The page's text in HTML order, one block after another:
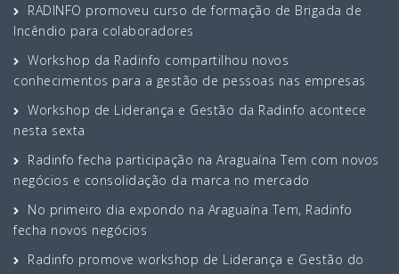
RADINFO promoveu curso de formação de Brigada de
Incêndio para colaboradores
Workshop da Radinfo compartilhou novos
conhecimentos para a gestão de pessoas nas empresas
Workshop de Liderança e Gestão da Radinfo acontece
nesta sexta
Radinfo fecha participação na Araguaína Tem com novos
negócios e consolidação da marca no mercado
No primeiro dia expondo na Araguaína Tem, Radinfo
fecha novos negócios
Radinfo promove workshop de Liderança e Gestão do